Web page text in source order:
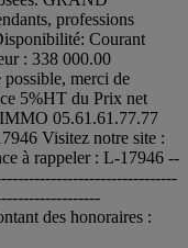
professions
Courant
: 338 000.00
merci de
5%HT du Prix net
05.61.61.77.77
Visitez notre site :
à rappeler : L-17946 --
des honoraires :